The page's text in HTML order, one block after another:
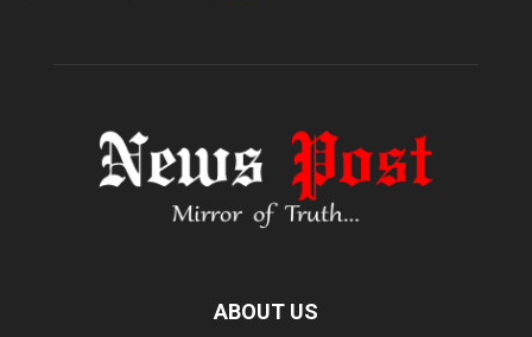
ABOUT US